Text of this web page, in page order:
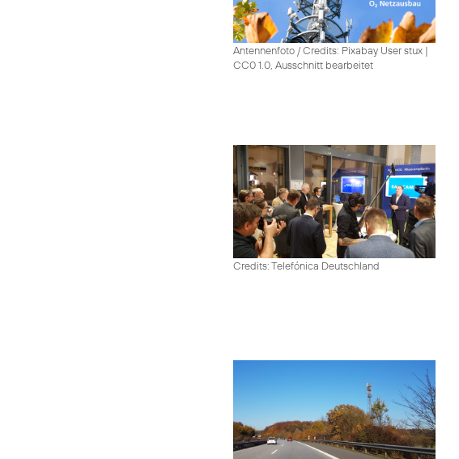
Antennenfoto / Credits: Pixabay User stux |
CC0 1.0, Ausschnitt bearbeitet
Credits: Telefónica Deutschland